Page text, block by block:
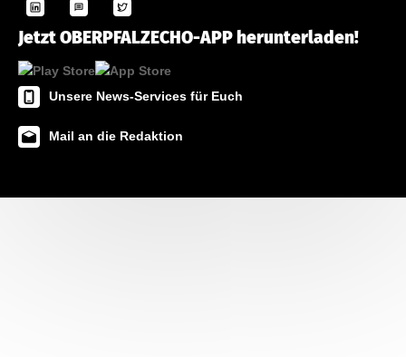
Jetzt OBERPFALZECHO-APP herunterladen!
Unsere News-Services für Euch
Mail an die Redaktion